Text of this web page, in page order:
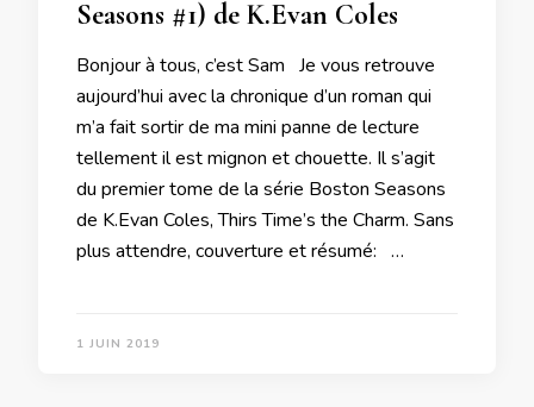
Seasons #1) de K.Evan Coles
Bonjour à tous, c’est Sam Je vous retrouve
aujourd’hui avec la chronique d’un roman qui
m’a fait sortir de ma mini panne de lecture
tellement il est mignon et chouette. Il s’agit
du premier tome de la série Boston Seasons
de K.Evan Coles, Thirs Time’s the Charm. Sans
plus attendre, couverture et résumé: …
1 JUIN 2019